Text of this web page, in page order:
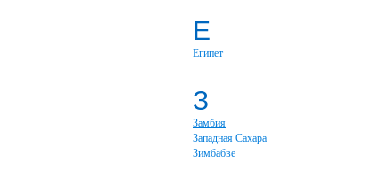
Е
Египет
З
Замбия
Западная Сахара
Зимбабве